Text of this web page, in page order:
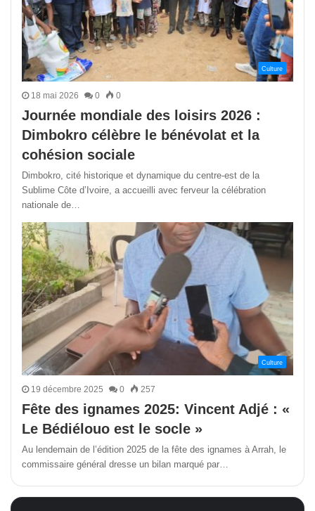
Culture
18 mai 2026 0 0
Journée mondiale des loisirs 2026 :
Dimbokro célèbre le bénévolat et la
cohésion sociale
Dimbokro, cité historique et dynamique du centre-est de la
Sublime Côte d’Ivoire, a accueilli avec ferveur la célébration
nationale de…
Culture
19 décembre 2025 0 257
Fête des ignames 2025: Vincent Adjé : «
Le Bédiélouo est le socle »
Au lendemain de l’édition 2025 de la fête des ignames à Arrah, le
commissaire général dresse un bilan marqué par…